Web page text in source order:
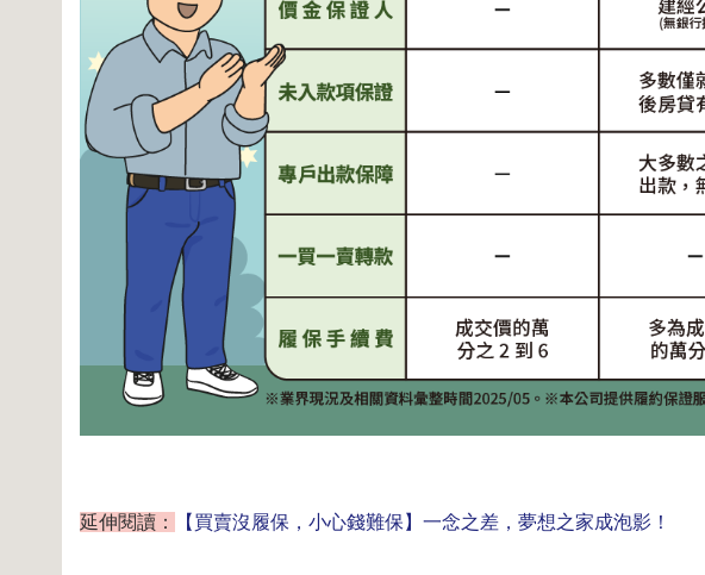
延伸閱讀： 【買賣沒履保，小心錢難保】一念之差，夢想之家成泡影！